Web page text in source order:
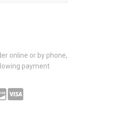
online or by phone,
payment